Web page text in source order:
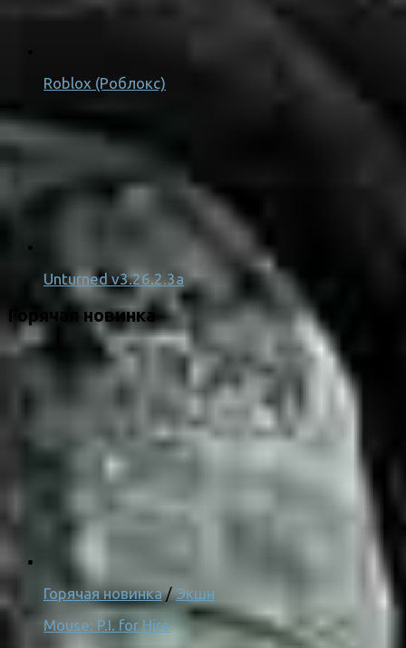
Roblox (Роблокс)
Unturned v3.26.2.3a
Горячая новинка
Горячая новинка/ Экшн
Mouse: P.I. for Hire